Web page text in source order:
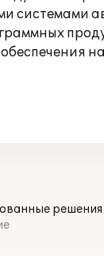
системами
решения